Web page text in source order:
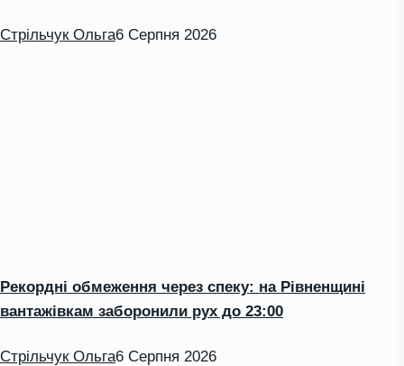
Стрільчук Ольга6 Серпня 2026
Рекордні обмеження через спеку: на Рівненщині
вантажівкам заборонили рух до 23:00
Стрільчук Ольга6 Серпня 2026